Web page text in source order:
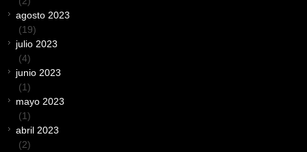
agosto 2023
(19)
julio 2023
(4)
junio 2023
(1)
mayo 2023
(1)
abril 2023
(2)